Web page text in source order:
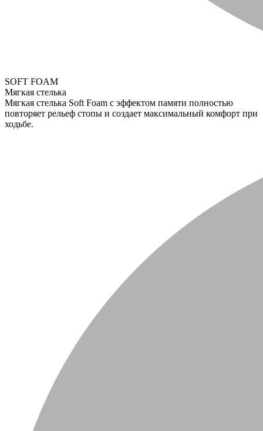
SOFT FOAM
Мягкая стелька
Мягкая стелька Soft Foam с эффектом памяти полностью
повторяет рельеф стопы и создает максимальный комфорт при
ходьбе.